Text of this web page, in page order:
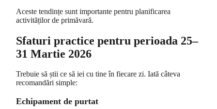
Aceste tendințe sunt importante pentru planificarea
activităților de primăvară.
Sfaturi practice pentru perioada 25–
31 Martie 2026
Trebuie să știi ce să iei cu tine în fiecare zi. Iată câteva
recomandări simple:
Echipament de purtat